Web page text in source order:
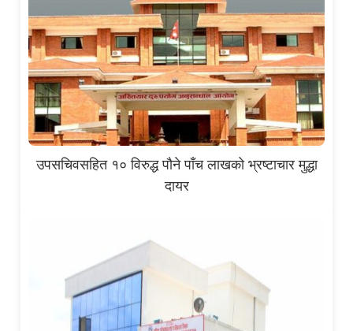
उपसचिवसहित १० विरुद्ध पौने पाँच लाखको भ्रष्टाचार मुद्धा
दायर